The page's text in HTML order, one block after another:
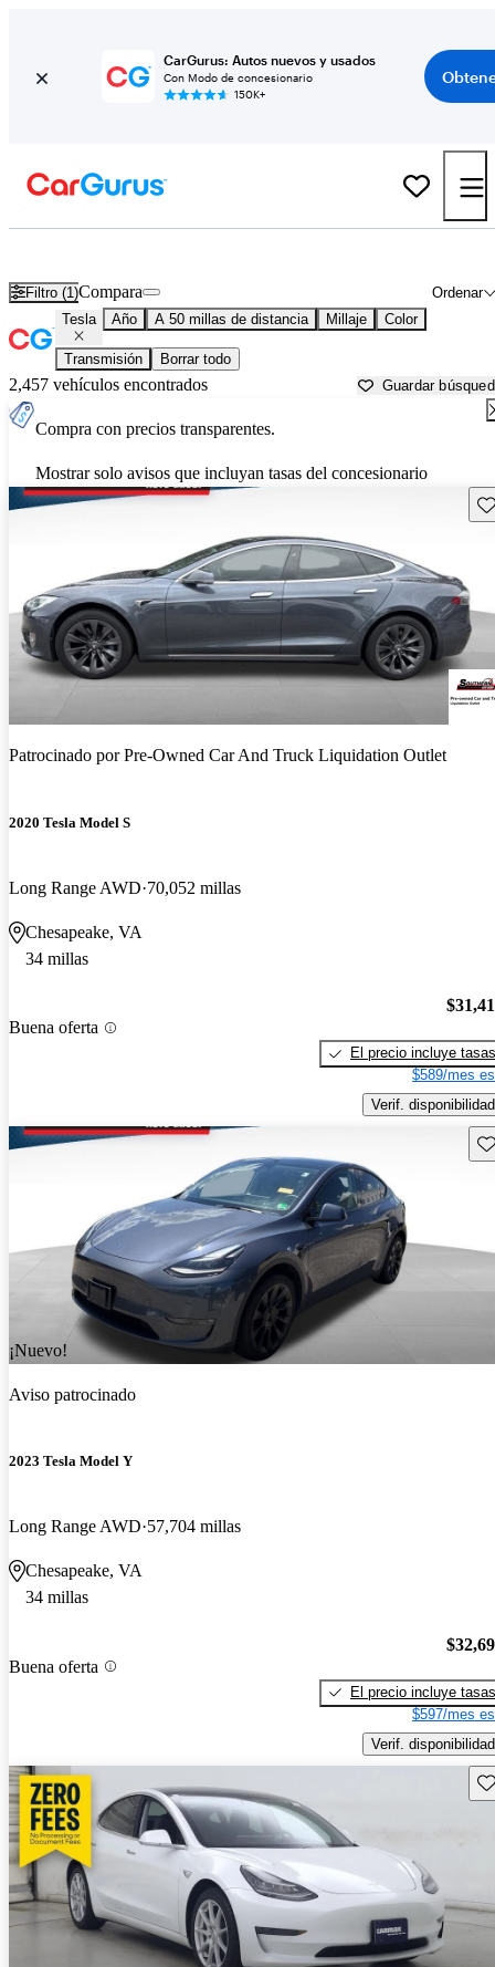
CarGurus: Autos nuevos y usados
Con Modo de concesionario
150K+
Filtro (1) Ordenar
Compara
Tesla Año A 50 millas de distancia Millaje Color
Transmisión Borrar todo
2,457 vehículos encontrados Guardar
Compra con precios transparentes.
Mostrar solo avisos que incluyan tasas del concesionario
Patrocinado porPre-Owned Car And Truck Liquidation Outlet
2020 Tesla Model S
Long Range AWD 70,052 millas
Chesapeake, VA
34 millas
Buena oferta
El precio incluye tasas
$589/mes
Verif. disponibilidad
¡Nuevo!
Aviso patrocinado
2023 Tesla Model Y
Long Range AWD 57,704 millas
Chesapeake, VA
34 millas
Buena oferta
El precio incluye tasas
$597/mes
Verif. disponibilidad